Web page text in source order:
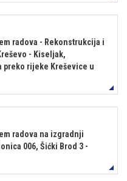
radova - Rekonstrukcija i
- Kiseljak,
preko rijeke Kreševice u
radova na izgradnji
006, Šićki Brod 3 -